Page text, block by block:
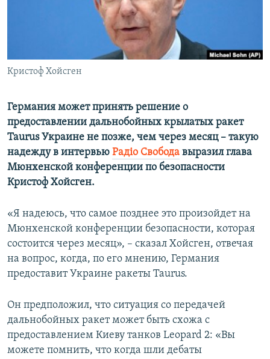
ПОБЕДИТЕЛЕЙ НЕ СУДЯТ?
КРЫМ.НЕПОКОРЕННЫЙ
УКРАИНСКАЯ ПРОБЛЕМА КРЫМА
Кристоф Хойсген
Германия может принять решение о
предоставлении дальнобойных крылатых ракет
Taurus Украине не позже, чем через месяц – такую
надежду в интервью Радіо Свобода выразил глава
Мюнхенской конференции по безопасности
Кристоф Хойсген.
«Я надеюсь, что самое позднее это произойдет на
Мюнхенской конференции безопасности, которая
состоится через месяц», – сказал Хойсген, отвечая
на вопрос, когда, по его мнению, Германия
предоставит Украине ракеты Taurus.
Он предположил, что ситуация со передачей
дальнобойных ракет может быть схожа с
предоставлением Киеву танков Leopard 2: «Вы
можете помнить, что когда шли дебаты